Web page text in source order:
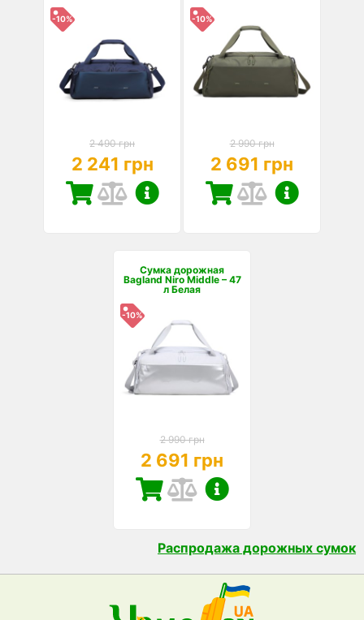
-10%
2 490 грн
2 241 грн
-10%
2 990 грн
2 691 грн
Сумка дорожная
Bagland Niro Middle – 47
л Белая
-10%
2 990 грн
2 691 грн
Распродажа дорожных сумок